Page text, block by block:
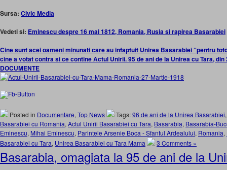
Sursa: Civic Media
Vedeti si: Eminescu despre 16 mai 1812, Romania, Rusia si rapirea Basarabiei
Cine sunt acei oameni minunati care au infaptuit Unirea Basarabiei “pentru
cine a votat contra si ce contine Actul Unirii. 95 de ani de la Unirea cu Tara, din
DOCUMENTE
Posted in Documentare, Top News Tags:96 de ani de la Unirea Basarabiei
Basarabiei cu Romania, Actul Unirii Basarabiei cu Tara, Basarabia, Basarabia-
Eminescu, Mihai Eminescu, Parintele Arsenie Boca - Sfantul Ardealului, Romania,
Basarabiei cu Tara, Unirea Basarabiei cu Tara Mama 3 Comments »
Basarabia, omagiata la 95 de ani de la